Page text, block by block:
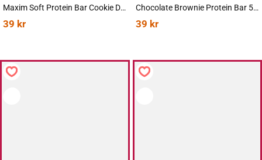
Karakter:
4.2(16)av 5 mulige
Maxim Soft Protein Bar Cookie Dough 55g
39 kr
Chocolate Brownie Protein Bar 55g
39 kr